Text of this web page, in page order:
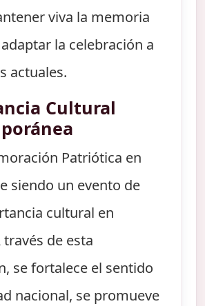
viva la memoria
la celebración a
actuales.
Cultural
Patriótica en
siendo un evento de
cultural en
través de esta
se fortalece el sentido
nacional, se promueve